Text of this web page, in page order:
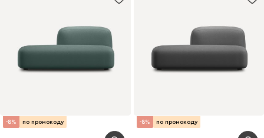
-8% по промокоду -8% по промокоду